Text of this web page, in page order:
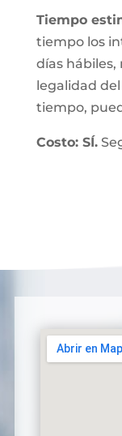
Tiempo
tiempo los
días hábiles,
legalidad
tiempo,
Costo: SÍ.